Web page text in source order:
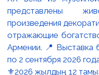
⚜️2026 жылдың 12